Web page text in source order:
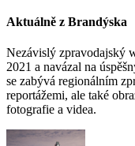
Aktuálně z Brandýska
Nezávislý zpravodajský
2021 a navázal na
se zabývá regionálním
reportážemi, ale také
fotografie a videa.